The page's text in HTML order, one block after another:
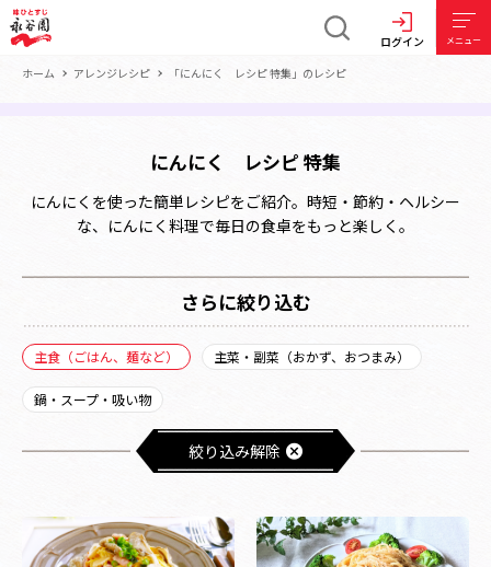
ログイン メニュー
ホーム アレンジレシピ 「にんにく レシピ 特集」のレシピ
にんにく レシピ 特集
にんにくを使った簡単レシピをご紹介。時短・節約・ヘルシー
な、にんにく料理で毎日の食卓をもっと楽しく。
さらに絞り込む
主食（ごはん、麺など） 主菜・副菜（おかず、おつまみ）
鍋・スープ・吸い物
絞り込み解除